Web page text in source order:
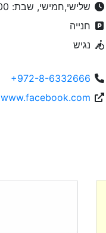
שלישי,חמישי, שבת: 19:30-03:00
חנייה
נגיש
+972-8-6332666
www.facebook.com